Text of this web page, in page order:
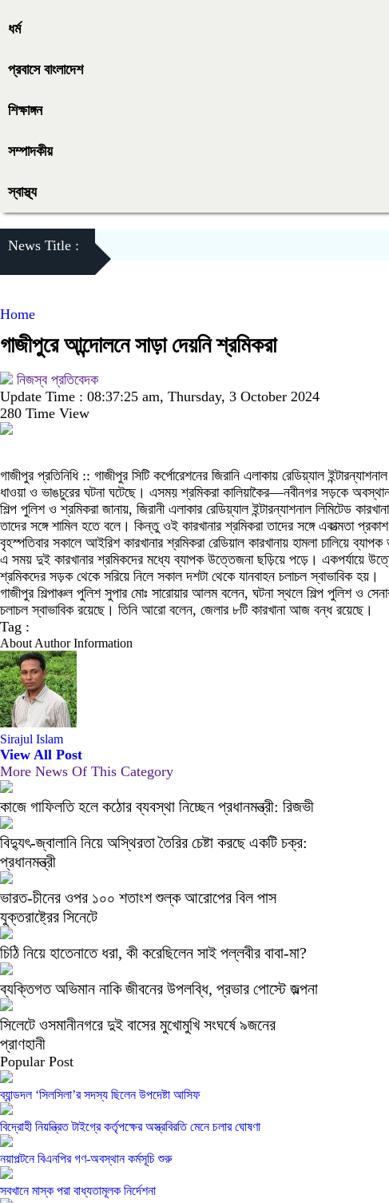
ধর্ম
প্রবাসে বাংলাদেশ
শিক্ষাঙ্গন
সম্পাদকীয়
স্বাস্থ্য
News Title :
Home
গাজীপুরে আন্দোলনে সাড়া দেয়নি শ্রমিকরা
নিজস্ব প্রতিবেদক
Update Time : 08:37:25 am, Thursday, 3 October 2024
280 Time View
গাজীপুর প্রতিনিধি :: গাজীপুর সিটি কর্পোরেশনের জিরানি এলাকায় রেডিয়্যাল
ধাওয়া ও ভাঙচুরের ঘটনা ঘটেছে। এসময় শ্রমিকরা কালিয়াকৈর—নবীনগর সড়কে
শিল্প পুলিশ ও শ্রমিকরা জানায়, জিরানী এলাকার রেডিয়্যাল ইন্টারন্যাশনাল লিমিটেড
তাদের সঙ্গে শামিল হতে বলে। কিন্তু ওই কারখানার শ্রমিকরা তাদের সঙ্গে একাত্মতা
বৃহস্পতিবার সকালে আইরিশ কারখানার শ্রমিকরা রেডিয়াল কারখানায় হামলা চালিয়ে ব্যাপক
এ সময় দুই কারখানার শ্রমিকদের মধ্যে ব্যাপক উত্তেজনা ছড়িয়ে পড়ে। একপর্যায়ে
শ্রমিকদের সড়ক থেকে সরিয়ে নিলে সকাল দশটা থেকে যানবাহন চলাচল স্বাভাবিক হয়।
গাজীপুর শিল্পাঞ্চল পুলিশ সুপার মোঃ সারোয়ার আলম বলেন, ঘটনা স্থলে শিল্প পুলিশ ও
চলাচল স্বাভাবিক রয়েছে। তিনি আরো বলেন, জেলার ৮টি কারখানা আজ বন্ধ রয়েছে।
Tag :
About Author Information
Sirajul Islam
View All Post
More News Of This Category
কাজে গাফিলতি হলে কঠোর ব্যবস্থা নিচ্ছেন প্রধানমন্ত্রী: রিজভী
বিদ্যুৎ-জ্বালানি নিয়ে অস্থিরতা তৈরির চেষ্টা করছে একটি চক্র:
প্রধানমন্ত্রী
ভারত-চীনের ওপর ১০০ শতাংশ শুল্ক আরোপের বিল পাস
যুক্তরাষ্ট্রের সিনেটে
চিঠি নিয়ে হাতেনাতে ধরা, কী করেছিলেন সাই পল্লবীর বাবা-মা?
ব্যক্তিগত অভিমান নাকি জীবনের উপলব্ধি, প্রভার পোস্টে জল্পনা
সিলেটে ওসমানীনগরে দুই বাসের মুখোমুখি সংঘর্ষে ৯জনের
প্রাণহানী
Popular Post
ব্যান্ডদল ‘সিলসিলা’র সদস্য ছিলেন উপদেষ্টা আসিফ
বিদ্রোহী নিয়ন্ত্রিত টাইগ্রে কর্তৃপক্ষের অস্ত্রবিরতি মেনে চলার ঘোষণা
নয়াপল্টনে বিএনপির গণ-অবস্থান কর্মসূচি শুরু
সবখানে মাস্ক পরা বাধ্যতামূলক নির্দেশনা